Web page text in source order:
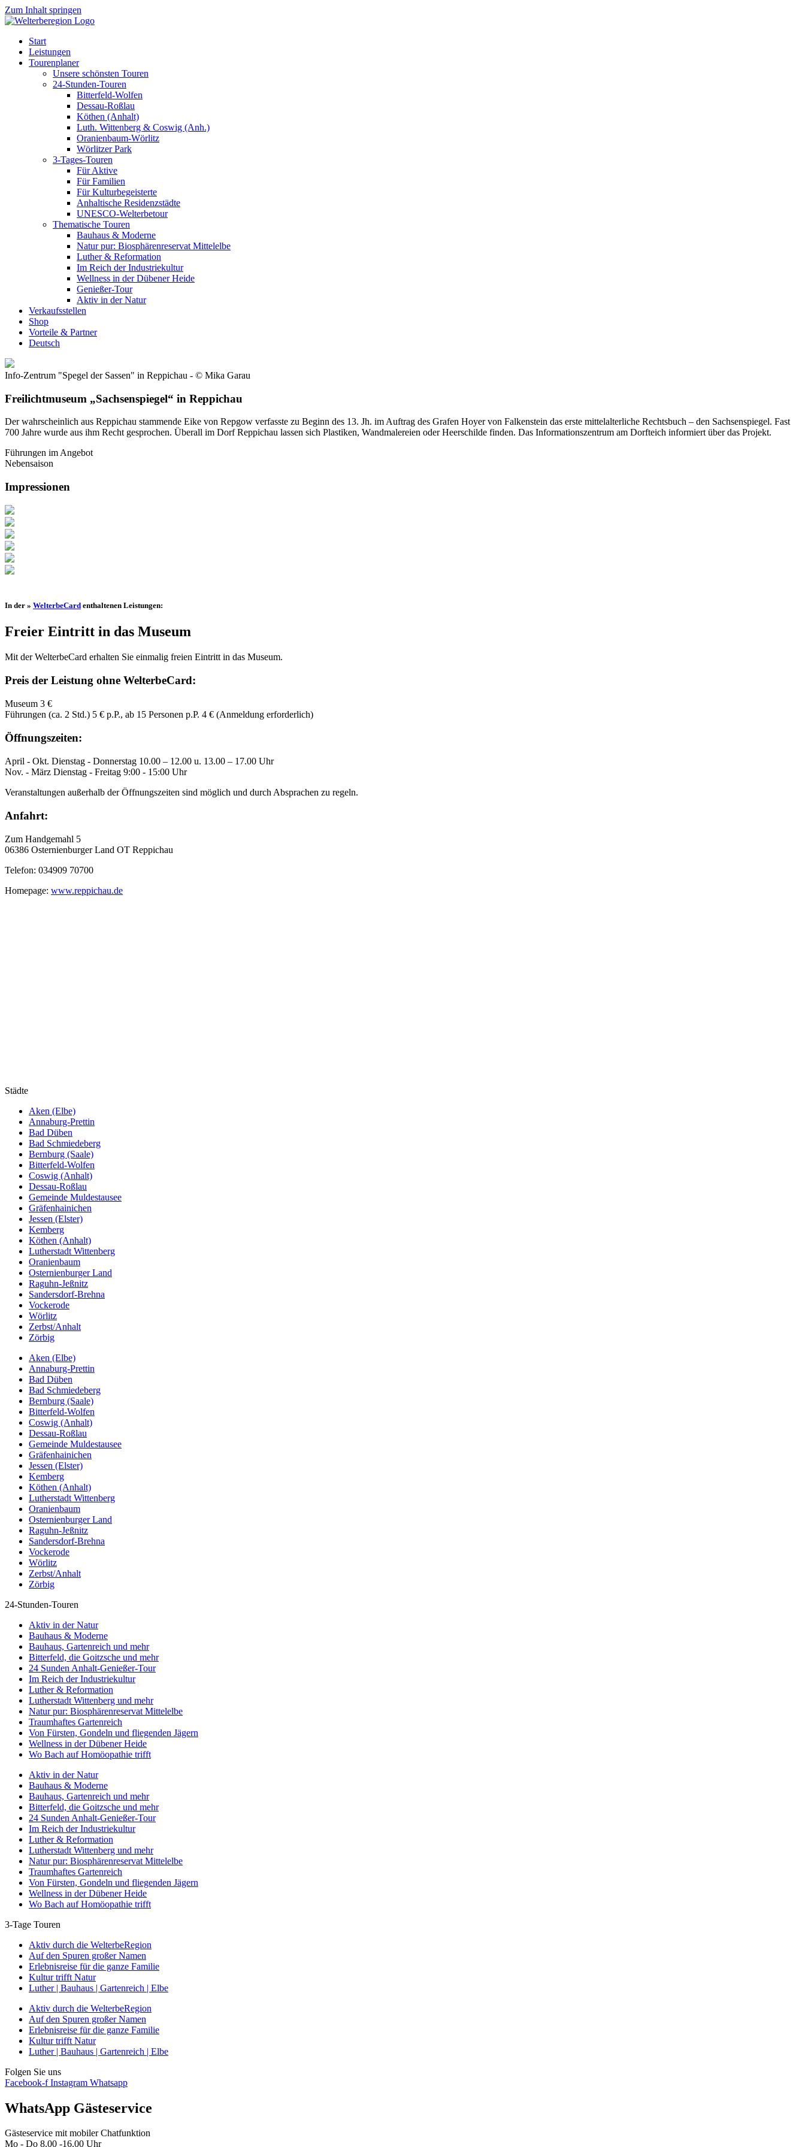
Zum Inhalt springen
Start
Leistungen
Tourenplaner
Unsere schönsten Touren
24-Stunden-Touren
Bitterfeld-Wolfen
Dessau-Roßlau
Köthen (Anhalt)
Luth. Wittenberg & Coswig (Anh.)
Oranienbaum-Wörlitz
Wörlitzer Park
3-Tages-Touren
Für Aktive
Für Familien
Für Kulturbegeisterte
Anhaltische Residenzstädte
UNESCO-Welterbetour
Thematische Touren
Bauhaus & Moderne
Natur pur: Biosphärenreservat Mittelelbe
Luther & Reformation
Im Reich der Industriekultur
Wellness in der Dübener Heide
Genießer-Tour
Aktiv in der Natur
Verkaufsstellen
Shop
Vorteile & Partner
Deutsch
Info-Zentrum "Spegel der Sassen" in Reppichau - © Mika Garau
Freilichtmuseum „Sachsenspiegel“ in Reppichau
Der wahrscheinlich aus Reppichau stammende Eike von Repgow verfasste zu Beginn des 13. Jh. im Auftrag des Grafen Hoyer von Falkenstein das erste mittelalterliche Rechtsbuch – den Sachsenspiegel. Fast
700 Jahre wurde aus ihm Recht gesprochen. Überall im Dorf Reppichau lassen sich Plastiken, Wandmalereien oder Heerschilde finden. Das Informationszentrum am Dorfteich informiert über das Projekt.
Führungen im Angebot
Nebensaison
Impressionen
In der » WelterbeCard enthaltenen Leistungen:
Freier Eintritt in das Museum
Mit der WelterbeCard erhalten Sie einmalig freien Eintritt in das Museum.
Preis der Leistung ohne WelterbeCard:
Museum 3 €
Führungen (ca. 2 Std.) 5 € p.P., ab 15 Personen p.P. 4 € (Anmeldung erforderlich)
Öffnungszeiten:
April - Okt. Dienstag - Donnerstag 10.00 – 12.00 u. 13.00 – 17.00 Uhr
Nov. - März Dienstag - Freitag 9:00 - 15:00 Uhr
Veranstaltungen außerhalb der Öffnungszeiten sind möglich und durch Absprachen zu regeln.
Anfahrt:
Zum Handgemahl 5
06386 Osternienburger Land OT Reppichau
Telefon: 034909 70700
Homepage: www.reppichau.de
Städte
Aken (Elbe)
Annaburg-Prettin
Bad Düben
Bad Schmiedeberg
Bernburg (Saale)
Bitterfeld-Wolfen
Coswig (Anhalt)
Dessau-Roßlau
Gemeinde Muldestausee
Gräfenhainichen
Jessen (Elster)
Kemberg
Köthen (Anhalt)
Lutherstadt Wittenberg
Oranienbaum
Osternienburger Land
Raguhn-Jeßnitz
Sandersdorf-Brehna
Vockerode
Wörlitz
Zerbst/Anhalt
Zörbig
Aken (Elbe)
Annaburg-Prettin
Bad Düben
Bad Schmiedeberg
Bernburg (Saale)
Bitterfeld-Wolfen
Coswig (Anhalt)
Dessau-Roßlau
Gemeinde Muldestausee
Gräfenhainichen
Jessen (Elster)
Kemberg
Köthen (Anhalt)
Lutherstadt Wittenberg
Oranienbaum
Osternienburger Land
Raguhn-Jeßnitz
Sandersdorf-Brehna
Vockerode
Wörlitz
Zerbst/Anhalt
Zörbig
24-Stunden-Touren
Aktiv in der Natur
Bauhaus & Moderne
Bauhaus, Gartenreich und mehr
Bitterfeld, die Goitzsche und mehr
24 Sunden Anhalt-Genießer-Tour
Im Reich der Industriekultur
Luther & Reformation
Lutherstadt Wittenberg und mehr
Natur pur: Biosphärenreservat Mittelelbe
Traumhaftes Gartenreich
Von Fürsten, Gondeln und fliegenden Jägern
Wellness in der Dübener Heide
Wo Bach auf Homöopathie trifft
Aktiv in der Natur
Bauhaus & Moderne
Bauhaus, Gartenreich und mehr
Bitterfeld, die Goitzsche und mehr
24 Sunden Anhalt-Genießer-Tour
Im Reich der Industriekultur
Luther & Reformation
Lutherstadt Wittenberg und mehr
Natur pur: Biosphärenreservat Mittelelbe
Traumhaftes Gartenreich
Von Fürsten, Gondeln und fliegenden Jägern
Wellness in der Dübener Heide
Wo Bach auf Homöopathie trifft
3-Tage Touren
Aktiv durch die WelterbeRegion
Auf den Spuren großer Namen
Erlebnisreise für die ganze Familie
Kultur trifft Natur
Luther | Bauhaus | Gartenreich | Elbe
Aktiv durch die WelterbeRegion
Auf den Spuren großer Namen
Erlebnisreise für die ganze Familie
Kultur trifft Natur
Luther | Bauhaus | Gartenreich | Elbe
Folgen Sie uns
Facebook-f Instagram Whatsapp
WhatsApp Gästeservice
Gästeservice mit mobiler Chatfunktion
Mo - Do 8.00 -16.00 Uhr